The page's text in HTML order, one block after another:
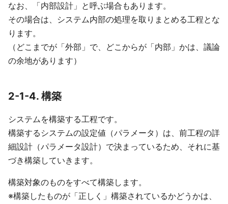
なお、「内部設計」と呼ぶ場合もあります。
その場合は、システム内部の処理を取りまとめる工程とな
ります。
（どこまでが「外部」で、どこからが「内部」かは、議論
の余地があります）
2-1-4. 構築
システムを構築する工程です。
構築するシステムの設定値（パラメータ）は、前工程の詳
細設計（パラメータ設計）で決まっているため、それに基
づき構築していきます。
構築対象のものをすべて構築します。
※構築したものが「正しく」構築されているかどうかは、